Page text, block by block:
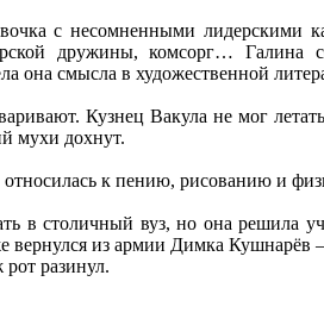
с несомненными лидерскими
дружины, комсорг… Галина
она смысла в художественной
Кузнец Вакула не мог
мухи дохнут.
к пению, рисованию и
в столичный вуз, но она решила
из армии Димка Кушнарёв
разинул.